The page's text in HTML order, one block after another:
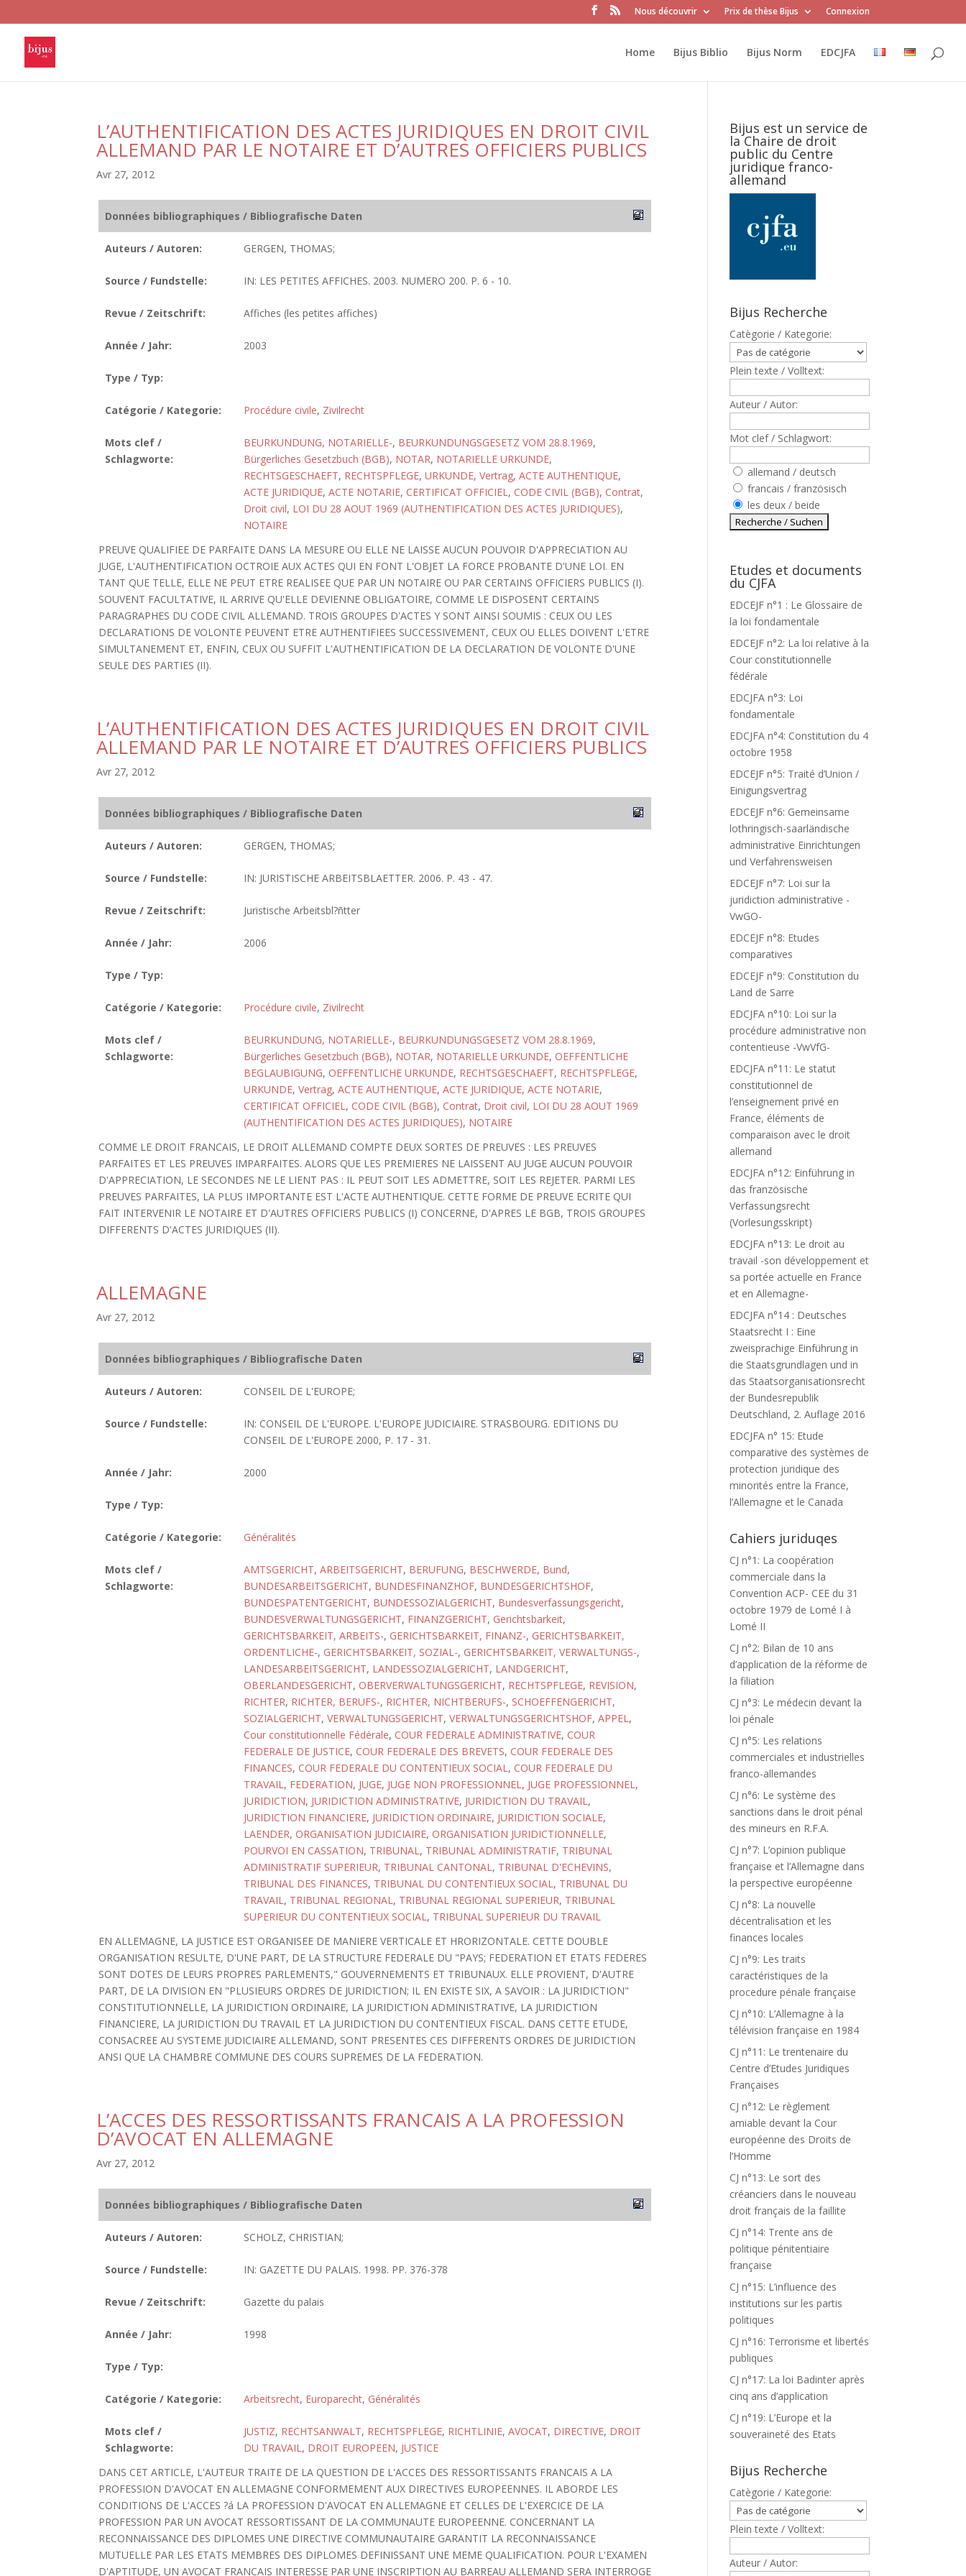
Nous découvrir Prix de thèse Bijus Connexion
Home Bijus Biblio Bijus Norm EDCJFA
L’AUTHENTIFICATION DES ACTES JURIDIQUES EN DROIT CIVIL
ALLEMAND PAR LE NOTAIRE ET D’AUTRES OFFICIERS PUBLICS
Avr 27, 2012
Données bibliographiques / Bibliografische Daten
Auteurs / Autoren: GERGEN, THOMAS;
Source / Fundstelle: IN: LES PETITES AFFICHES. 2003. NUMERO 200. P. 6 - 10.
Revue / Zeitschrift: Affiches (les petites affiches)
Année / Jahr: 2003
Type / Typ:
Catégorie / Kategorie: Procédure civile, Zivilrecht
Mots clef /
Schlagworte:
BEURKUNDUNG, NOTARIELLE-, BEURKUNDUNGSGESETZ VOM 28.8.1969,
Bürgerliches Gesetzbuch (BGB), NOTAR, NOTARIELLE URKUNDE,
RECHTSGESCHAEFT, RECHTSPFLEGE, URKUNDE, Vertrag, ACTE AUTHENTIQUE,
ACTE JURIDIQUE, ACTE NOTARIE, CERTIFICAT OFFICIEL, CODE CIVIL (BGB), Contrat,
Droit civil, LOI DU 28 AOUT 1969 (AUTHENTIFICATION DES ACTES JURIDIQUES),
NOTAIRE
PREUVE QUALIFIEE DE PARFAITE DANS LA MESURE OU ELLE NE LAISSE AUCUN POUVOIR D'APPRECIATION AU
JUGE, L'AUTHENTIFICATION OCTROIE AUX ACTES QUI EN FONT L'OBJET LA FORCE PROBANTE D'UNE LOI. EN
TANT QUE TELLE, ELLE NE PEUT ETRE REALISEE QUE PAR UN NOTAIRE OU PAR CERTAINS OFFICIERS PUBLICS (I).
SOUVENT FACULTATIVE, IL ARRIVE QU'ELLE DEVIENNE OBLIGATOIRE, COMME LE DISPOSENT CERTAINS
PARAGRAPHES DU CODE CIVIL ALLEMAND. TROIS GROUPES D'ACTES Y SONT AINSI SOUMIS : CEUX OU LES
DECLARATIONS DE VOLONTE PEUVENT ETRE AUTHENTIFIEES SUCCESSIVEMENT, CEUX OU ELLES DOIVENT L'ETRE
SIMULTANEMENT ET, ENFIN, CEUX OU SUFFIT L'AUTHENTIFICATION DE LA DECLARATION DE VOLONTE D'UNE
SEULE DES PARTIES (II).
L’AUTHENTIFICATION DES ACTES JURIDIQUES EN DROIT CIVIL
ALLEMAND PAR LE NOTAIRE ET D’AUTRES OFFICIERS PUBLICS
Avr 27, 2012
Données bibliographiques / Bibliografische Daten
Auteurs / Autoren: GERGEN, THOMAS;
Source / Fundstelle: IN: JURISTISCHE ARBEITSBLAETTER. 2006. P. 43 - 47.
Revue / Zeitschrift: Juristische Arbeitsbl?ñtter
Année / Jahr: 2006
Type / Typ:
Catégorie / Kategorie: Procédure civile, Zivilrecht
Mots clef /
Schlagworte:
BEURKUNDUNG, NOTARIELLE-, BEURKUNDUNGSGESETZ VOM 28.8.1969,
Bürgerliches Gesetzbuch (BGB), NOTAR, NOTARIELLE URKUNDE, OEFFENTLICHE
BEGLAUBIGUNG, OEFFENTLICHE URKUNDE, RECHTSGESCHAEFT, RECHTSPFLEGE,
URKUNDE, Vertrag, ACTE AUTHENTIQUE, ACTE JURIDIQUE, ACTE NOTARIE,
CERTIFICAT OFFICIEL, CODE CIVIL (BGB), Contrat, Droit civil, LOI DU 28 AOUT 1969
(AUTHENTIFICATION DES ACTES JURIDIQUES), NOTAIRE
COMME LE DROIT FRANCAIS, LE DROIT ALLEMAND COMPTE DEUX SORTES DE PREUVES : LES PREUVES
PARFAITES ET LES PREUVES IMPARFAITES. ALORS QUE LES PREMIERES NE LAISSENT AU JUGE AUCUN POUVOIR
D'APPRECIATION, LE SECONDES NE LE LIENT PAS : IL PEUT SOIT LES ADMETTRE, SOIT LES REJETER. PARMI LES
PREUVES PARFAITES, LA PLUS IMPORTANTE EST L'ACTE AUTHENTIQUE. CETTE FORME DE PREUVE ECRITE QUI
FAIT INTERVENIR LE NOTAIRE ET D'AUTRES OFFICIERS PUBLICS (I) CONCERNE, D'APRES LE BGB, TROIS GROUPES
DIFFERENTS D'ACTES JURIDIQUES (II).
ALLEMAGNE
Avr 27, 2012
Données bibliographiques / Bibliografische Daten
Auteurs / Autoren: CONSEIL DE L'EUROPE;
Source / Fundstelle:
IN: CONSEIL DE L'EUROPE. L'EUROPE JUDICIAIRE. STRASBOURG. EDITIONS DU
CONSEIL DE L'EUROPE 2000, P. 17 - 31.
Année / Jahr: 2000
Type / Typ:
Catégorie / Kategorie: Généralités
Mots clef /
Schlagworte:
AMTSGERICHT, ARBEITSGERICHT, BERUFUNG, BESCHWERDE, Bund,
BUNDESARBEITSGERICHT, BUNDESFINANZHOF, BUNDESGERICHTSHOF,
BUNDESPATENTGERICHT, BUNDESSOZIALGERICHT, Bundesverfassungsgericht,
BUNDESVERWALTUNGSGERICHT, FINANZGERICHT, Gerichtsbarkeit,
GERICHTSBARKEIT, ARBEITS-, GERICHTSBARKEIT, FINANZ-, GERICHTSBARKEIT,
ORDENTLICHE-, GERICHTSBARKEIT, SOZIAL-, GERICHTSBARKEIT, VERWALTUNGS-,
LANDESARBEITSGERICHT, LANDESSOZIALGERICHT, LANDGERICHT,
OBERLANDESGERICHT, OBERVERWALTUNGSGERICHT, RECHTSPFLEGE, REVISION,
RICHTER, RICHTER, BERUFS-, RICHTER, NICHTBERUFS-, SCHOEFFENGERICHT,
SOZIALGERICHT, VERWALTUNGSGERICHT, VERWALTUNGSGERICHTSHOF, APPEL,
Cour constitutionnelle Fédérale, COUR FEDERALE ADMINISTRATIVE, COUR
FEDERALE DE JUSTICE, COUR FEDERALE DES BREVETS, COUR FEDERALE DES
FINANCES, COUR FEDERALE DU CONTENTIEUX SOCIAL, COUR FEDERALE DU
TRAVAIL, FEDERATION, JUGE, JUGE NON PROFESSIONNEL, JUGE PROFESSIONNEL,
JURIDICTION, JURIDICTION ADMINISTRATIVE, JURIDICTION DU TRAVAIL,
JURIDICTION FINANCIERE, JURIDICTION ORDINAIRE, JURIDICTION SOCIALE,
LAENDER, ORGANISATION JUDICIAIRE, ORGANISATION JURIDICTIONNELLE,
POURVOI EN CASSATION, TRIBUNAL, TRIBUNAL ADMINISTRATIF, TRIBUNAL
ADMINISTRATIF SUPERIEUR, TRIBUNAL CANTONAL, TRIBUNAL D'ECHEVINS,
TRIBUNAL DES FINANCES, TRIBUNAL DU CONTENTIEUX SOCIAL, TRIBUNAL DU
TRAVAIL, TRIBUNAL REGIONAL, TRIBUNAL REGIONAL SUPERIEUR, TRIBUNAL
SUPERIEUR DU CONTENTIEUX SOCIAL, TRIBUNAL SUPERIEUR DU TRAVAIL
EN ALLEMAGNE, LA JUSTICE EST ORGANISEE DE MANIERE VERTICALE ET HRORIZONTALE. CETTE DOUBLE
ORGANISATION RESULTE, D'UNE PART, DE LA STRUCTURE FEDERALE DU "PAYS; FEDERATION ET ETATS FEDERES
SONT DOTES DE LEURS PROPRES PARLEMENTS," GOUVERNEMENTS ET TRIBUNAUX. ELLE PROVIENT, D'AUTRE
PART, DE LA DIVISION EN "PLUSIEURS ORDRES DE JURIDICTION; IL EN EXISTE SIX, A SAVOIR : LA JURIDICTION"
CONSTITUTIONNELLE, LA JURIDICTION ORDINAIRE, LA JURIDICTION ADMINISTRATIVE, LA JURIDICTION
FINANCIERE, LA JURIDICTION DU TRAVAIL ET LA JURIDICTION DU CONTENTIEUX FISCAL. DANS CETTE ETUDE,
CONSACREE AU SYSTEME JUDICIAIRE ALLEMAND, SONT PRESENTES CES DIFFERENTS ORDRES DE JURIDICTION
ANSI QUE LA CHAMBRE COMMUNE DES COURS SUPREMES DE LA FEDERATION.
L’ACCES DES RESSORTISSANTS FRANCAIS A LA PROFESSION
D’AVOCAT EN ALLEMAGNE
Avr 27, 2012
Données bibliographiques / Bibliografische Daten
Auteurs / Autoren: SCHOLZ, CHRISTIAN;
Source / Fundstelle: IN: GAZETTE DU PALAIS. 1998. PP. 376-378
Revue / Zeitschrift: Gazette du palais
Année / Jahr: 1998
Type / Typ:
Catégorie / Kategorie: Arbeitsrecht, Europarecht, Généralités
Mots clef /
Schlagworte:
JUSTIZ, RECHTSANWALT, RECHTSPFLEGE, RICHTLINIE, AVOCAT, DIRECTIVE, DROIT
DU TRAVAIL, DROIT EUROPEEN, JUSTICE
DANS CET ARTICLE, L'AUTEUR TRAITE DE LA QUESTION DE L'ACCES DES RESSORTISSANTS FRANCAIS A LA
PROFESSION D'AVOCAT EN ALLEMAGNE CONFORMEMENT AUX DIRECTIVES EUROPEENNES. IL ABORDE LES
CONDITIONS DE L'ACCES ?á LA PROFESSION D'AVOCAT EN ALLEMAGNE ET CELLES DE L'EXERCICE DE LA
PROFESSION PAR UN AVOCAT RESSORTISSANT DE LA COMMUNAUTE EUROPEENNE. CONCERNANT LA
RECONNAISSANCE DES DIPLOMES UNE DIRECTIVE COMMUNAUTAIRE GARANTIT LA RECONNAISSANCE
MUTUELLE PAR LES ETATS MEMBRES DES DIPLOMES DEFINISSANT UNE MEME QUALIFICATION. POUR L'EXAMEN
D'APTITUDE, UN AVOCAT FRANCAIS INTERESSE PAR UNE INSCRIPTION AU BARREAU ALLEMAND SERA INTERROGE
Bijus est un service de
la Chaire de droit
public du Centre
juridique franco-
allemand
Bijus Recherche
Catègorie / Kategorie:
Plein texte / Volltext:
Auteur / Autor:
Mot clef / Schlagwort:
allemand / deutsch
francais / französisch
les deux / beide
Etudes et documents
du CJFA
EDCEJF n°1 : Le Glossaire de
la loi fondamentale
EDCEJF n°2: La loi relative à la
Cour constitutionnelle
fédérale
EDCJFA n°3: Loi
fondamentale
EDCJFA n°4: Constitution du 4
octobre 1958
EDCEJF n°5: Traité d’Union /
Einigungsvertrag
EDCEJF n°6: Gemeinsame
lothringisch-saarländische
administrative Einrichtungen
und Verfahrensweisen
EDCEJF n°7: Loi sur la
juridiction administrative -
VwGO-
EDCEJF n°8: Etudes
comparatives
EDCEJF n°9: Constitution du
Land de Sarre
EDCJFA n°10: Loi sur la
procédure administrative non
contentieuse -VwVfG-
EDCJFA n°11: Le statut
constitutionnel de
l’enseignement privé en
France, éléments de
comparaison avec le droit
allemand
EDCJFA n°12: Einführung in
das französische
Verfassungsrecht
(Vorlesungsskript)
EDCJFA n°13: Le droit au
travail -son développement et
sa portée actuelle en France
et en Allemagne-
EDCJFA n°14 : Deutsches
Staatsrecht I : Eine
zweisprachige Einführung in
die Staatsgrundlagen und in
das Staatsorganisationsrecht
der Bundesrepublik
Deutschland, 2. Auflage 2016
EDCJFA n° 15: Etude
comparative des systèmes de
protection juridique des
minorités entre la France,
l’Allemagne et le Canada
Cahiers juriduqes
CJ n°1: La coopération
commerciale dans la
Convention ACP- CEE du 31
octobre 1979 de Lomé I à
Lomé II
CJ n°2: Bilan de 10 ans
d’application de la réforme de
la filiation
CJ n°3: Le médecin devant la
loi pénale
CJ n°5: Les relations
commerciales et industrielles
franco-allemandes
CJ n°6: Le système des
sanctions dans le droit pénal
des mineurs en R.F.A.
CJ n°7: L’opinion publique
française et l’Allemagne dans
la perspective européenne
CJ n°8: La nouvelle
décentralisation et les
finances locales
CJ n°9: Les traits
caractéristiques de la
procedure pénale française
CJ n°10: L’Allemagne à la
télévision française en 1984
CJ n°11: Le trentenaire du
Centre d’Etudes Juridiques
Françaises
CJ n°12: Le règlement
amiable devant la Cour
européenne des Droits de
l’Homme
CJ n°13: Le sort des
créanciers dans le nouveau
droit français de la faillite
CJ n°14: Trente ans de
politique pénitentiaire
française
CJ n°15: L’influence des
institutions sur les partis
politiques
CJ n°16: Terrorisme et libertés
publiques
CJ n°17: La loi Badinter après
cinq ans d’application
CJ n°19: L’Europe et la
souveraineté des Etats
Bijus Recherche
Catègorie / Kategorie:
Plein texte / Volltext:
Auteur / Autor: